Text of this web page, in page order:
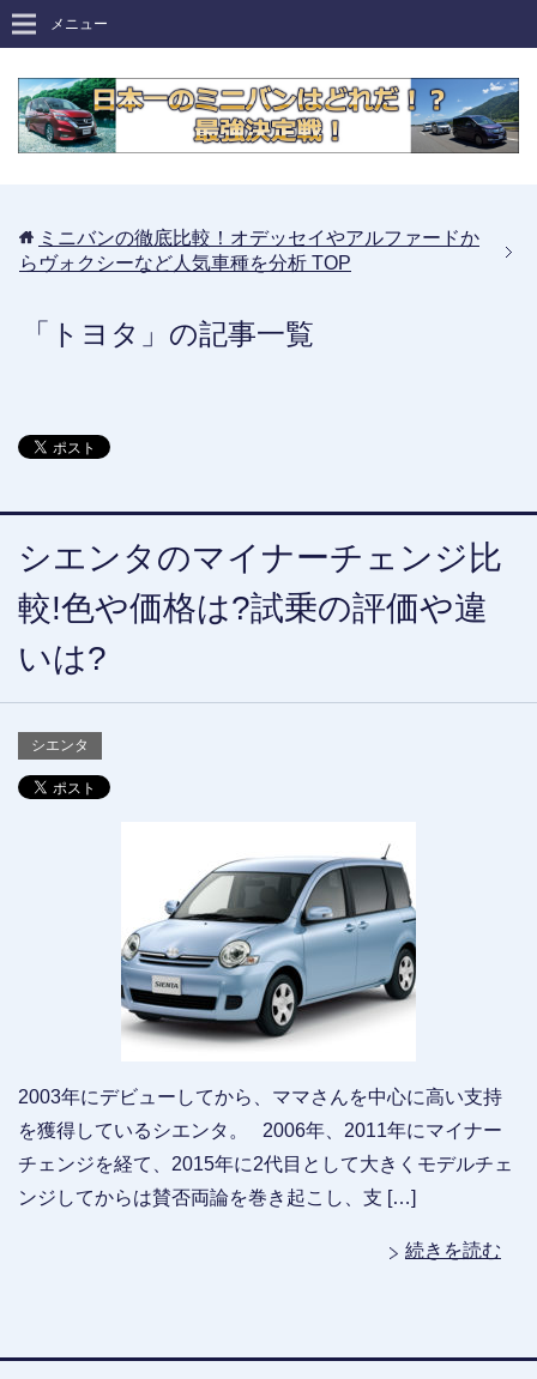
メニュー
ミニバンの徹底比較！オデッセイやアルファードか
らヴォクシーなど人気車種を分析 TOP
「トヨタ」の記事一覧
シエンタのマイナーチェンジ比
較!色や価格は?試乗の評価や違
いは?
シエンタ
2003年にデビューしてから、ママさんを中心に高い支持
を獲得しているシエンタ。 2006年、2011年にマイナー
チェンジを経て、2015年に2代目として大きくモデルチェ
ンジしてからは賛否両論を巻き起こし、支 […]
続きを読む